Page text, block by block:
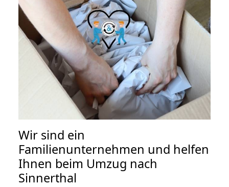
Wir sind ein
Familienunternehmen und helfen
Ihnen beim Umzug nach
Sinnerthal